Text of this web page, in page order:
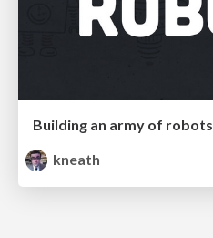
Building an army of robots
kneath